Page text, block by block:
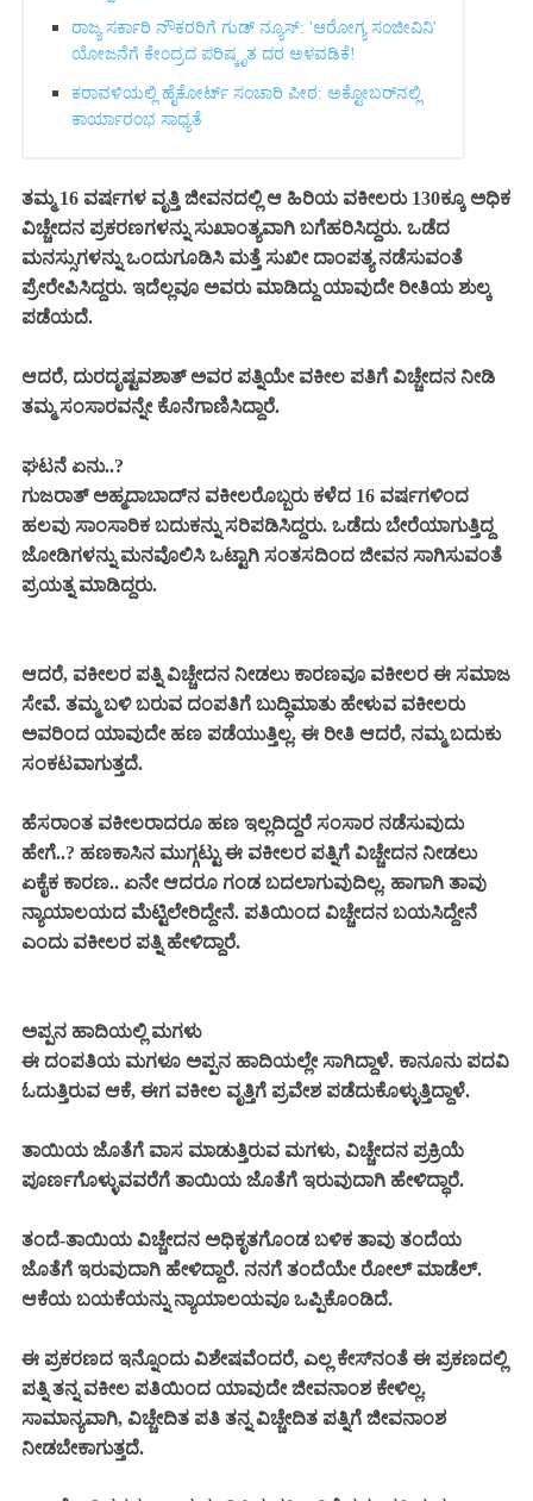
ರಾಜ್ಯ ಸರ್ಕಾರಿ ನೌಕರರಿಗೆ ಗುಡ್ ನ್ಯೂಸ್: 'ಆರೋಗ್ಯ ಸಂಜೀವಿನಿ'
ಯೋಜನೆಗೆ ಕೇಂದ್ರದ ಪರಿಷ್ಕೃತ ದರ ಅಳವಡಿಕೆ!
ಕರಾವಳಿಯಲ್ಲಿ ಹೈಕೋರ್ಟ್ ಸಂಚಾರಿ ಪೀಠ: ಅಕ್ಟೋಬರ್‌ನಲ್ಲಿ
ಕಾರ್ಯಾರಂಭ ಸಾಧ್ಯತೆ
ತಮ್ಮ 16 ವರ್ಷಗಳ ವೃತ್ತಿ ಜೀವನದಲ್ಲಿ ಆ ಹಿರಿಯ ವಕೀಲರು 130ಕ್ಕೂ ಅಧಿಕ
ವಿಚ್ಚೇದನ ಪ್ರಕರಣಗಳನ್ನು ಸುಖಾಂತ್ಯವಾಗಿ ಬಗೆಹರಿಸಿದ್ದರು. ಒಡೆದ
ಮನಸ್ಸುಗಳನ್ನು ಒಂದುಗೂಡಿಸಿ ಮತ್ತೆ ಸುಖೀ ದಾಂಪತ್ಯ ನಡೆಸುವಂತೆ
ಪ್ರೇರೇಪಿಸಿದ್ದರು. ಇದೆಲ್ಲವೂ ಅವರು ಮಾಡಿದ್ದು ಯಾವುದೇ ರೀತಿಯ ಶುಲ್ಕ
ಪಡೆಯದೆ.
ಆದರೆ, ದುರದೃಷ್ಟವಶಾತ್ ಅವರ ಪತ್ನಿಯೇ ವಕೀಲ ಪತಿಗೆ ವಿಚ್ಚೇದನ ನೀಡಿ
ತಮ್ಮ ಸಂಸಾರವನ್ನೇ ಕೊನೆಗಾಣಿಸಿದ್ದಾರೆ.
ಘಟನೆ ಏನು..?
ಗುಜರಾತ್‌ ಅಹ್ಮದಾಬಾದ್‌ನ ವಕೀಲರೊಬ್ಬರು ಕಳೆದ 16 ವರ್ಷಗಳಿಂದ
ಹಲವು ಸಾಂಸಾರಿಕ ಬದುಕನ್ನು ಸರಿಪಡಿಸಿದ್ದರು. ಒಡೆದು ಬೇರೆಯಾಗುತ್ತಿದ್ದ
ಜೋಡಿಗಳನ್ನು ಮನವೊಲಿಸಿ ಒಟ್ಟಾಗಿ ಸಂತಸದಿಂದ ಜೀವನ ಸಾಗಿಸುವಂತೆ
ಪ್ರಯತ್ನ ಮಾಡಿದ್ದರು.
ಆದರೆ, ವಕೀಲರ ಪತ್ನಿ ವಿಚ್ಚೇದನ ನೀಡಲು ಕಾರಣವೂ ವಕೀಲರ ಈ ಸಮಾಜ
ಸೇವೆ. ತಮ್ಮ ಬಳಿ ಬರುವ ದಂಪತಿಗೆ ಬುದ್ಧಿಮಾತು ಹೇಳುವ ವಕೀಲರು
ಅವರಿಂದ ಯಾವುದೇ ಹಣ ಪಡೆಯುತ್ತಿಲ್ಲ. ಈ ರೀತಿ ಆದರೆ, ನಮ್ಮ ಬದುಕು
ಸಂಕಟವಾಗುತ್ತದೆ.
ಹೆಸರಾಂತ ವಕೀಲರಾದರೂ ಹಣ ಇಲ್ಲದಿದ್ದರೆ ಸಂಸಾರ ನಡೆಸುವುದು
ಹೇಗೆ..? ಹಣಕಾಸಿನ ಮುಗ್ಗಟ್ಟು ಈ ವಕೀಲರ ಪತ್ನಿಗೆ ವಿಚ್ಚೇದನ ನೀಡಲು
ಏಕೈಕ ಕಾರಣ.. ಏನೇ ಆದರೂ ಗಂಡ ಬದಲಾಗುವುದಿಲ್ಲ. ಹಾಗಾಗಿ ತಾವು
ನ್ಯಾಯಾಲಯದ ಮೆಟ್ಟಿಲೇರಿದ್ದೇನೆ. ಪತಿಯಿಂದ ವಿಚ್ಚೇದನ ಬಯಸಿದ್ದೇನೆ
ಎಂದು ವಕೀಲರ ಪತ್ನಿ ಹೇಳಿದ್ದಾರೆ.
ಅಪ್ಪನ ಹಾದಿಯಲ್ಲಿ ಮಗಳು
ಈ ದಂಪತಿಯ ಮಗಳೂ ಅಪ್ಪನ ಹಾದಿಯಲ್ಲೇ ಸಾಗಿದ್ದಾಳೆ. ಕಾನೂನು ಪದವಿ
ಓದುತ್ತಿರುವ ಆಕೆ, ಈಗ ವಕೀಲ ವೃತ್ತಿಗೆ ಪ್ರವೇಶ ಪಡೆದುಕೊಳ್ಳುತ್ತಿದ್ದಾಳೆ.
ತಾಯಿಯ ಜೊತೆಗೆ ವಾಸ ಮಾಡುತ್ತಿರುವ ಮಗಳು, ವಿಚ್ಚೇದನ ಪ್ರಕ್ರಿಯೆ
ಪೂರ್ಣಗೊಳ್ಳುವವರೆಗೆ ತಾಯಿಯ ಜೊತೆಗೆ ಇರುವುದಾಗಿ ಹೇಳಿದ್ಧಾರೆ.
ತಂದೆ-ತಾಯಿಯ ವಿಚ್ಚೇದನ ಅಧಿಕೃತಗೊಂಡ ಬಳಿಕ ತಾವು ತಂದೆಯ
ಜೊತೆಗೆ ಇರುವುದಾಗಿ ಹೇಳಿದ್ದಾರೆ. ನನಗೆ ತಂದೆಯೇ ರೋಲ್ ಮಾಡೆಲ್.
ಆಕೆಯ ಬಯಕೆಯನ್ನು ನ್ಯಾಯಾಲಯವೂ ಒಪ್ಪಿಕೊಂಡಿದೆ.
ಈ ಪ್ರಕರಣದ ಇನ್ನೊಂದು ವಿಶೇಷವೆಂದರೆ, ಎಲ್ಲ ಕೇಸ್‌ನಂತೆ ಈ ಪ್ರಕಣದಲ್ಲಿ
ಪತ್ನಿ ತನ್ನ ವಕೀಲ ಪತಿಯಿಂದ ಯಾವುದೇ ಜೀವನಾಂಶ ಕೇಳಿಲ್ಲ.
ಸಾಮಾನ್ಯವಾಗಿ, ವಿಚ್ಚೇದಿತ ಪತಿ ತನ್ನ ವಿಚ್ಚೇದಿತ ಪತ್ನಿಗೆ ಜೀವನಾಂಶ
ನೀಡಬೇಕಾಗುತ್ತದೆ.